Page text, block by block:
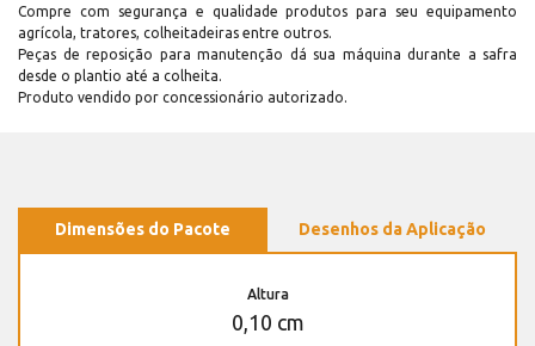
Compre com segurança e qualidade produtos para seu equipamento
agrícola, tratores, colheitadeiras entre outros.
Peças de reposição para manutenção dá sua máquina durante a safra
desde o plantio até a colheita.
Produto vendido por concessionário autorizado.
Dimensões do Pacote Desenhos da Aplicação
Altura
0,10 cm